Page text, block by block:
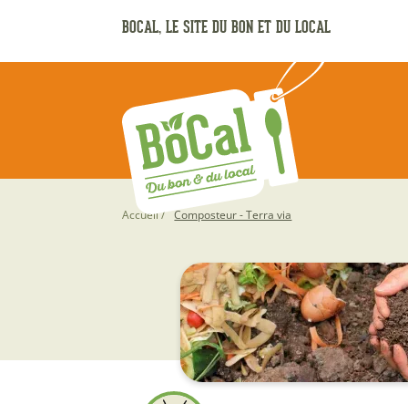
BOCAL, LE SITE DU BON ET DU LOCAL
Fil
d'Ariane
Accueil Composteur - Terra via